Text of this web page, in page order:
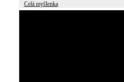
Celá myšlenka